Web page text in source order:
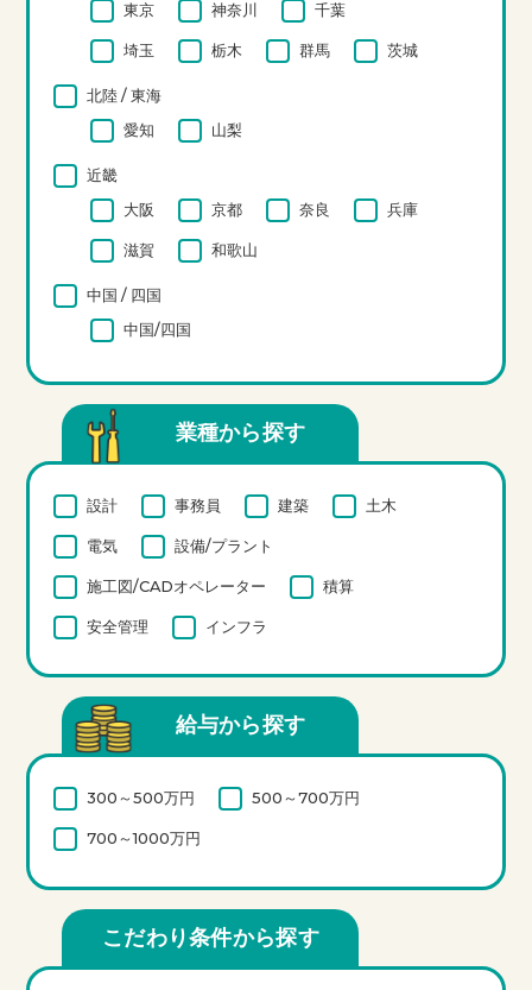
東京
神奈川 千葉
埼玉 栃木 群馬 茨城
北陸 / 東海
愛知
山梨
近畿
大阪
京都 奈良 兵庫
滋賀 和歌山
中国 / 四国
中国/四国
業種から探す
設計 事務員 建築 土木
電気 設備/プラント
施工図/CADオペレーター 積算
安全管理 インフラ
給与から探す
300～500万円 500～700万円
700～1000万円
こだわり条件から探す